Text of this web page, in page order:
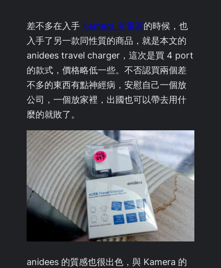
差不多在入手 Kamera 充電器的時候，也
入手了另一款同性質的商品，就是本文的
anidees travel charger，這次是買 4 port
的款式，價格略低一些。不否認買兩個差
不多的東西有點神經病，安慰自己一個放
公司，一個放家裡，出國也可以帶去用什
麼的就敗了。
anidees 的質感也很出色，與 Kamera 的